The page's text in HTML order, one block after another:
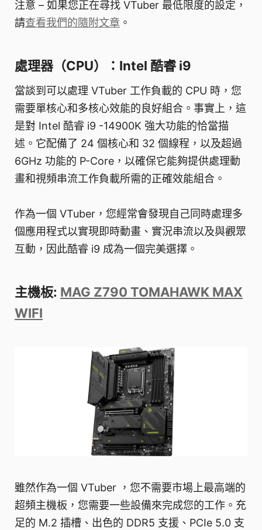
注意 – 如果您正在尋找 VTuber 最低限度的設定，
請查看我們的隨附文章 。
處理器（CPU）：Intel 酷睿 i9
當談到可以處理 VTuber 工作負載的 CPU 時，您
需要單核心和多核心效能的良好組合。事實上，這
是對 Intel 酷睿 i9 -14900K 強大功能的恰當描
述。它配備了 24 個核心和 32 個線程，以及超過
6GHz 功能的 P-Core，以確保它能夠提供處理動
畫和視頻串流工作負載所需的正確效能組合。
作為一個 VTuber，您經常會發現自己同時處理多
個應用程式以實現即時動畫、實況串流以及與觀眾
互動，因此酷睿 i9 成為一個完美選擇。
主機板: MAG Z790 TOMAHAWK MAX
WIFI
雖然作為一個 VTuber ，您不需要市場上最高端的
超頻主機板，您需要一些設備來完成您的工作。充
足的 M.2 插槽、出色的 DDR5 支援、PCIe 5.0 支